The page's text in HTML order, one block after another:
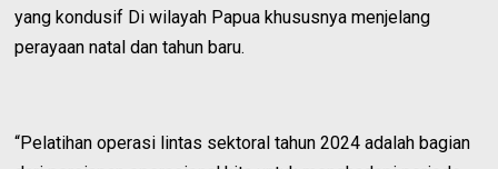
yang kondusif Di wilayah Papua khususnya menjelang
perayaan natal dan tahun baru.
“Pelatihan operasi lintas sektoral tahun 2024 adalah bagian